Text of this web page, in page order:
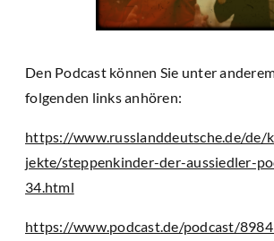
Den Podcast können Sie unter
folgenden links anhören:
https://www.russlanddeutsche.de/
jekte/steppenkinder-der-aussiedler-
34.html
https://www.podcast.de/podcast/